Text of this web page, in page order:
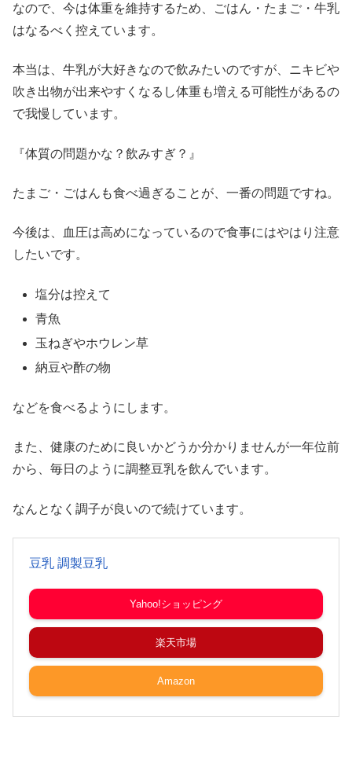
なので、今は体重を維持するため、ごはん・たまご・牛乳
はなるべく控えています。
本当は、牛乳が大好きなので飲みたいのですが、ニキビや
吹き出物が出来やすくなるし体重も増える可能性があるの
で我慢しています。
『体質の問題かな？飲みすぎ？』
たまご・ごはんも食べ過ぎることが、一番の問題ですね。
今後は、血圧は高めになっているので食事にはやはり注意
したいです。
塩分は控えて
青魚
玉ねぎやホウレン草
納豆や酢の物
などを食べるようにします。
また、健康のために良いかどうか分かりませんが一年位前
から、毎日のように調整豆乳を飲んでいます。
なんとなく調子が良いので続けています。
豆乳 調製豆乳
Yahoo!ショッピング
楽天市場
Amazon